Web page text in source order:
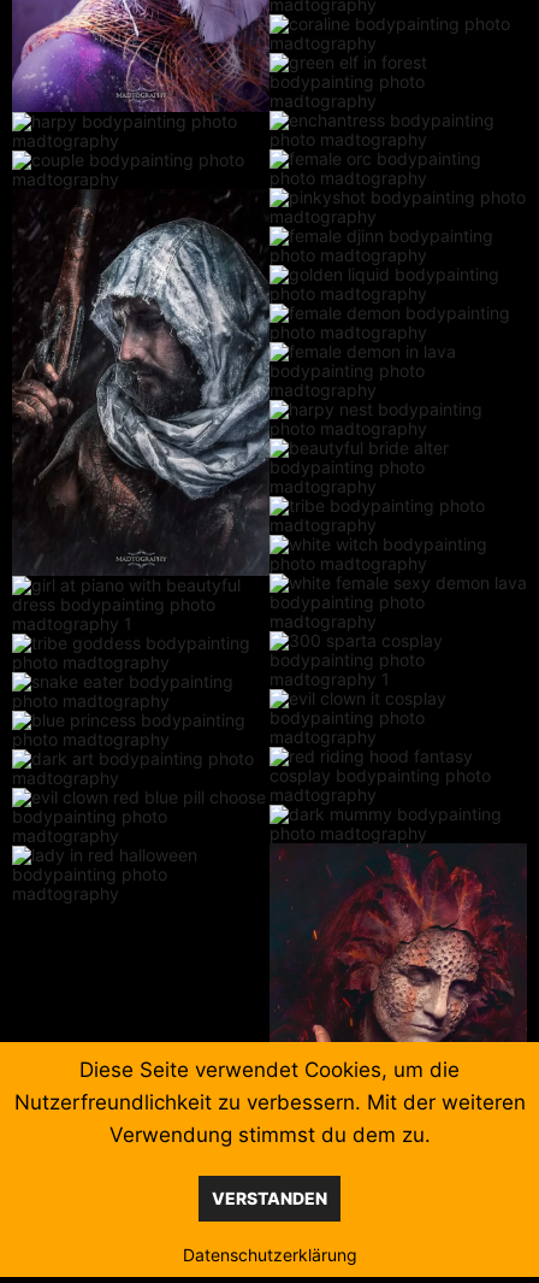
Diese Seite verwendet Cookies, um die
Nutzerfreundlichkeit zu verbessern. Mit der weiteren
Verwendung stimmst du dem zu.
VERSTANDEN
Datenschutzerklärung